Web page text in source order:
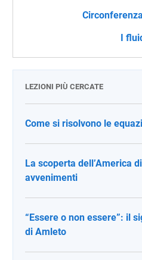
I
LEZIONI PIÙ CERCATE
Come si risolvono le
La scoperta dell’America
avvenimenti
“Essere o non essere”: il
di Amleto